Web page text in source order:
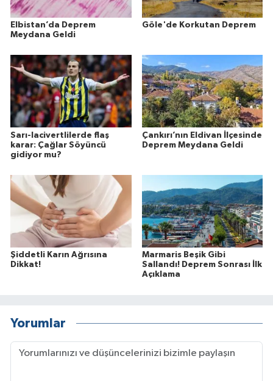
Elbistan’da Deprem
Meydana Geldi
Göle'de Korkutan Deprem
Sarı-lacivertlilerde flaş
karar: Çağlar Söyüncü
gidiyor mu?
Çankırı’nın Eldivan İlçesinde
Deprem Meydana Geldi
Şiddetli Karın Ağrısına
Dikkat!
Marmaris Beşik Gibi
Sallandı! Deprem Sonrası İlk
Açıklama
Yorumlar